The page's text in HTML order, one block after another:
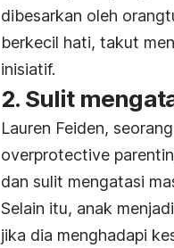
dibesarkan oleh
berkecil hati, takut
inisiatif.
2. Sulit
Lauren Feiden,
overprotective
dan sulit mengatasi
Selain itu, anak
jika dia menghadapi